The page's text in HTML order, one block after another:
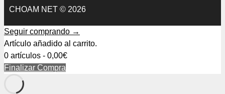
CHOAM NET © 2026
Seguir comprando →
Artículo añadido al carrito.
0 artículos - 0,00€
Finalizar Compra